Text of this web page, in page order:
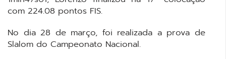
com 224.08 pontos FIS.
No dia 28 de março, foi realizada a prova de
Slalom do Campeonato Nacional.